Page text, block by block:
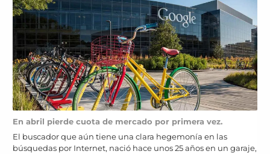
En abril pierde cuota de mercado por primera vez.
El buscador que aún tiene una clara hegemonía en las
búsquedas por Internet, nació hace unos 25 años en un garaje,